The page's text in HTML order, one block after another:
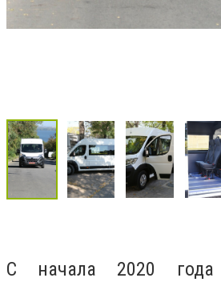
С начала 2020 года